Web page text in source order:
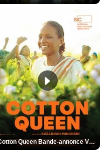
Cotton Queen Bande-annonce VO STFR